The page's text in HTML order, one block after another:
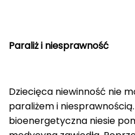
Paraliż i niesprawność
Dziecięca niewinność nie
paraliżem i
bioenergetyczna niesie